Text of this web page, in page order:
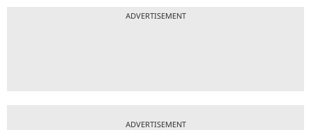
ADVERTISEMENT
ADVERTISEMENT